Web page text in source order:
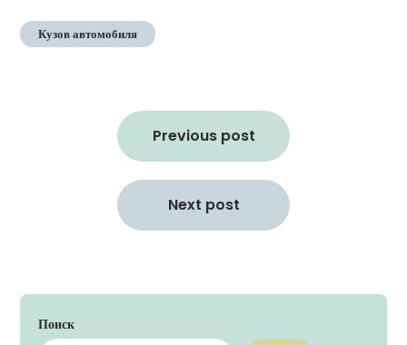
Кузов автомобиля
Previous post
Next post
Поиск